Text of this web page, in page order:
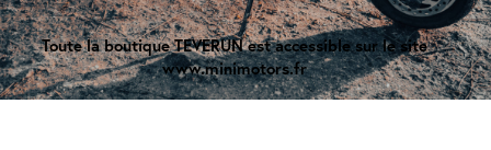
Toute la boutique TEVERUN est accessible sur le site
www.minimotors.fr